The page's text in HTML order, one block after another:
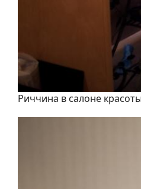
Риччина в салоне